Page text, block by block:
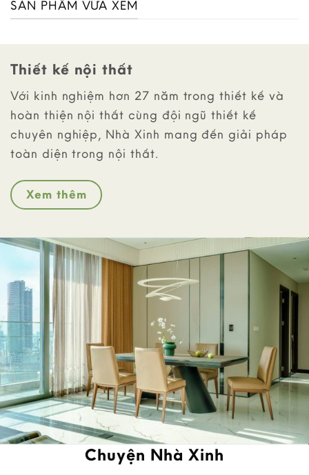
SẢN PHẨM VỪA XEM
Thiết kế nội thất
Với kinh nghiệm hơn 27 năm trong thiết kế và
hoàn thiện nội thất cùng đội ngũ thiết kế
chuyên nghiệp, Nhà Xinh mang đến giải pháp
toàn diện trong nội thất.
Xem thêm
Chuyện Nhà Xinh